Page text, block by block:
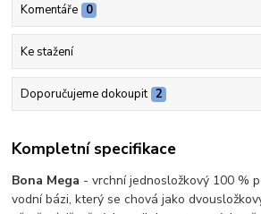
Komentáře 0
Ke stažení
Doporučujeme dokoupit 2
Kompletní specifikace
Bona Mega - vrchní jednosložkový 100 %
vodní bázi, který se chová jako